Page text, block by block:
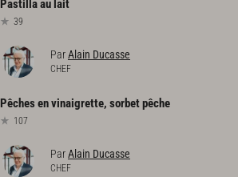
Pastillaau lait
39
ParAlain Ducasse
CHEF
Pêchesenvinaigrette, sorbetpêche
107
ParAlain Ducasse
CHEF